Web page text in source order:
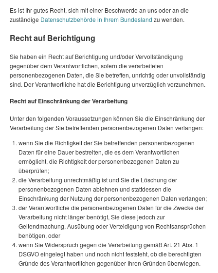
Es ist Ihr gutes Recht, sich mit einer Beschwerde an uns oder an die
zuständige Datenschutzbehörde in Ihrem Bundesland zu wenden.
Recht auf Berichtigung
Sie haben ein Recht auf Berichtigung und/oder Vervollständigung
gegenüber dem Verantwortlichen, sofern die verarbeiteten
personenbezogenen Daten, die Sie betreffen, unrichtig oder unvollständig
sind. Der Verantwortliche hat die Berichtigung unverzüglich vorzunehmen.
Recht auf Einschränkung der Verarbeitung
Unter den folgenden Voraussetzungen können Sie die Einschränkung der
Verarbeitung der Sie betreffenden personenbezogenen Daten verlangen:
wenn Sie die Richtigkeit der Sie betreffenden personenbezogenen
Daten für eine Dauer bestreiten, die es dem Verantwortlichen
ermöglicht, die Richtigkeit der personenbezogenen Daten zu
überprüfen;
die Verarbeitung unrechtmäßig ist und Sie die Löschung der
personenbezogenen Daten ablehnen und stattdessen die
Einschränkung der Nutzung der personenbezogenen Daten verlangen;
der Verantwortliche die personenbezogenen Daten für die Zwecke der
Verarbeitung nicht länger benötigt, Sie diese jedoch zur
Geltendmachung, Ausübung oder Verteidigung von Rechtsansprüchen
benötigen, oder
wenn Sie Widerspruch gegen die Verarbeitung gemäß Art. 21 Abs. 1
DSGVO eingelegt haben und noch nicht feststeht, ob die berechtigten
Gründe des Verantwortlichen gegenüber Ihren Gründen überwiegen.